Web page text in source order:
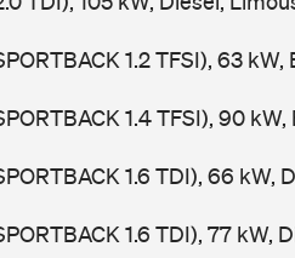
1.2 TFSI), 63
1.4 TFSI), 90
1.6 TDI), 66 kW,
1.6 TDI), 77 kW,